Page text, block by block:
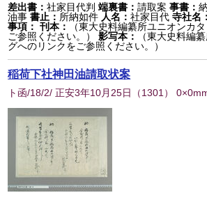
差出書：社家目代判 端裏書：請取案 事書：
油事 書止： 所納如件 人名：社家目代 寺社名
事項： 刊本：
（東大史料編纂所ユニオンカ
ご参照ください。）
影写本：
（東大史料編
グへのリンクをご参照ください。）
稲荷下社神田油請取状案
ト函/18/2/ 正安3年10月25日 （1301 ）